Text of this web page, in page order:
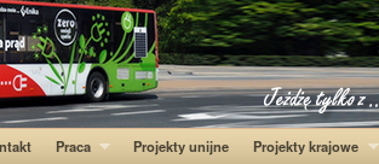
Praca Projekty unijne Projekty krajowe